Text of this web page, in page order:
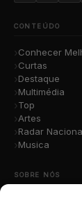
CONTEÚDO
Conhecer
Curtas
Destaque
Multimédia
Top
Artes
Radar
Musica
SOBRE NÓS